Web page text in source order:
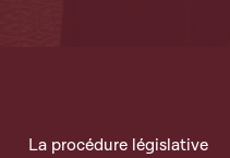
La procédure législative